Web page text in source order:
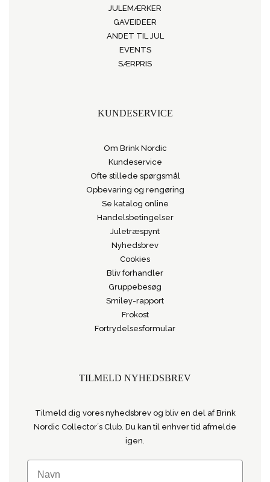
JULEMÆRKER
GAVEIDEER
ANDET TIL JUL
EVENTS
SÆRPRIS
KUNDESERVICE
Om Brink Nordic
Kundeservice
Ofte stillede spørgsmål
Opbevaring og rengøring
Se katalog online
Handelsbetingelser
Juletræspynt
Nyhedsbrev
Cookies
Bliv forhandler
Gruppebesøg
Smiley-rapport
Frokost
Fortrydelsesformular
TILMELD NYHEDSBREV
Tilmeld dig vores nyhedsbrev og bliv en del af Brink
Nordic Collector´s Club. Du kan til enhver tid afmelde
igen.